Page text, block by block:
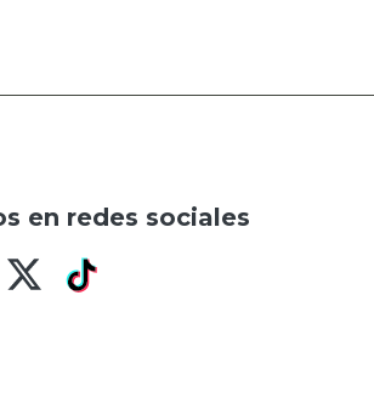
en redes sociales